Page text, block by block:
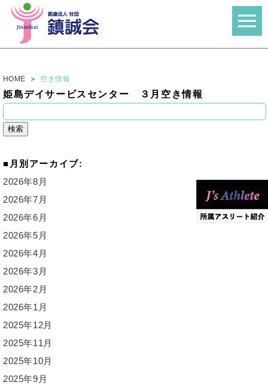
HOME 空き情報
姫島デイサービスセンター ３月空き情報
索:
月別アーカイブ:
2026年8月
2026年7月
2026年6月
2026年5月
2026年4月
2026年3月
2026年2月
2026年1月
2025年12月
2025年11月
2025年10月
2025年9月